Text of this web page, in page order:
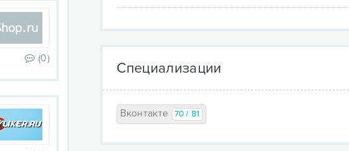
(0)
Специализации
Вконтакте 70 / 81